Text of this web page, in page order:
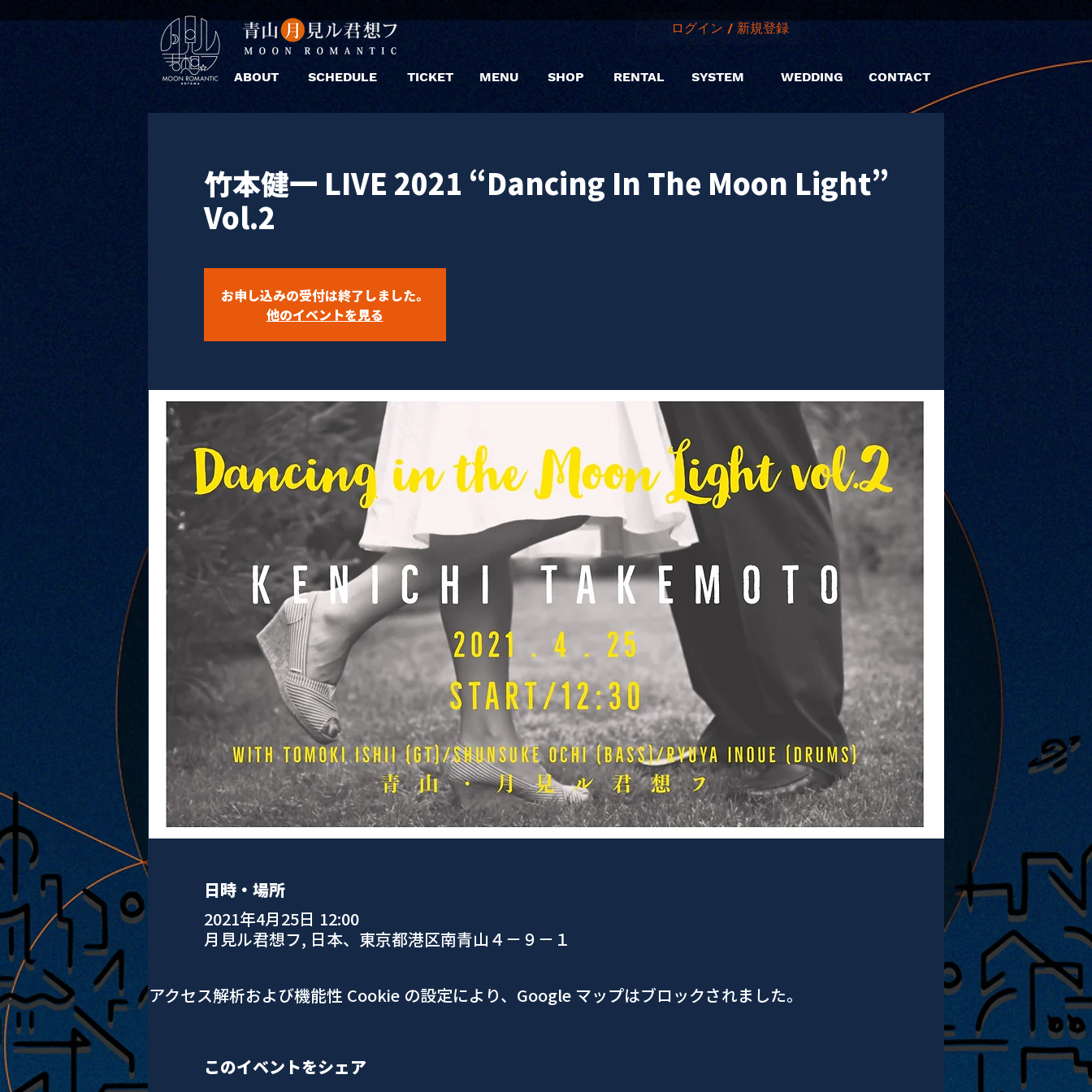
ABOUT SCHEDULE TICKET MENU SHOP
ログイン / 新規登録
RENTAL SYSTEM WEDDING CONTACT
竹本健一 LIVE 2021 “Dancing In The Moon Light”
Vol.2
お申し込みの受付は終了しました。
他のイベントを見る
日時・場所
2021年4月25日 12:00
月見ル君想フ, 日本、東京都港区南青山４−９−１
アクセス解析および機能性 Cookie の設定により、Google マップはブロックされました。
このイベントをシェア